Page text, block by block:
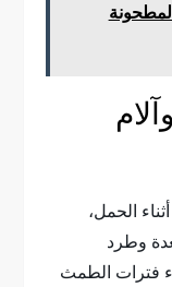
الحمل،
وطرد
فترات الطمث